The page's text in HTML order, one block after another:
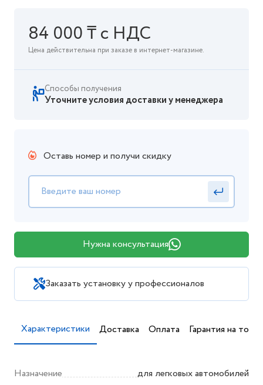
84 000 ₸ с НДС
Цена действительна при заказе в интернет-магазине.
Способы получения
Уточните условия доставки у менеджера
Оставь номер и получи скидку
Нужна консультация
Заказать установку у профессионалов
Характеристики Доставка Оплата Гарантия на товар
Назначение
для легковых автомобилей